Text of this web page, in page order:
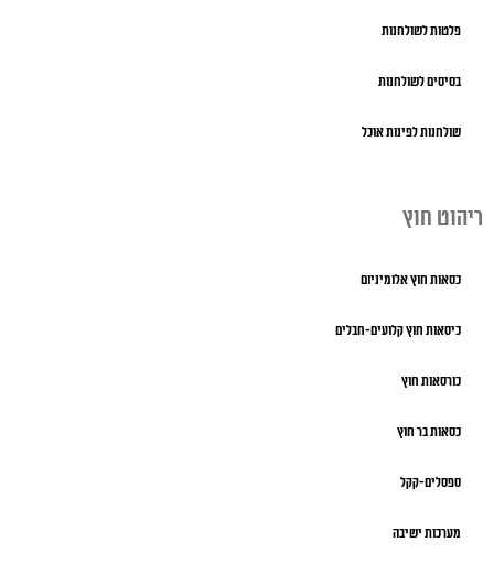
פלטות לשולחנות
בסיסים לשולחנות
שולחנות לפינות אוכל
ריהוט חוץ
כסאות חוץ אלומיניום
כיסאות חוץ קלועים-חבלים
כורסאות חוץ
כסאות בר חוץ
ספסלים-קקל
מערכות ישיבה